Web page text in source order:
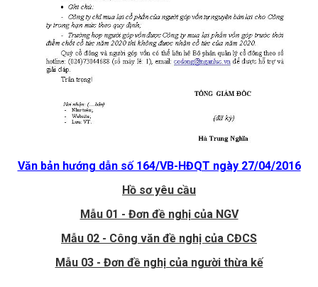
Văn bản hướng dẫn số 164/VB-HĐQT ngày 27/04/2016
Hồ sơ yêu cầu
Mẫu 01 - Đơn đề nghị của NGV
Mẫu 02 - Công văn đề nghị của CĐCS
Mẫu 03 - Đơn đề nghị của người thừa kế